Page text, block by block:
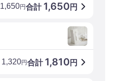
合計 1,650円
1,650円
合計 1,810円
1,320円